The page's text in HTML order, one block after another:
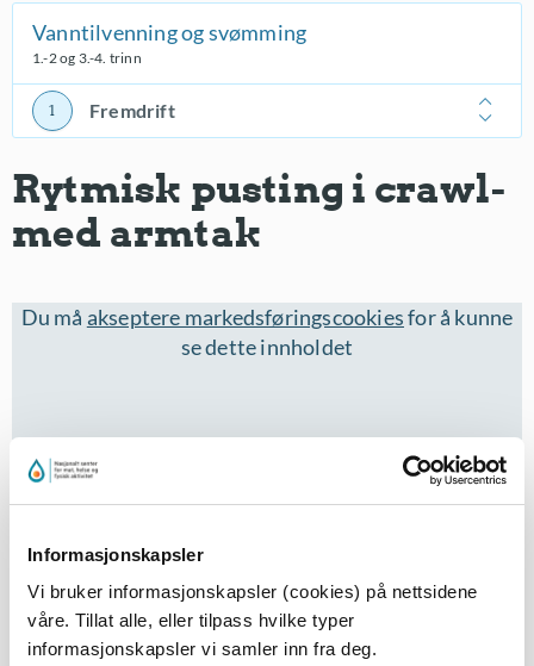
Informasjonskapsler
Vi bruker informasjonskapsler (cookies) på nettsidene
våre. Tillat alle, eller tilpass hvilke typer
informasjonskapsler vi samler inn fra deg.
Vanntilvenning og svømming
1.-2 og 3.-4. trinn
Fremdrift
Rytmisk pusting i crawl-
med armtak
Du må akseptere markedsføringscookiesfor å kunne
se dette innholdet
Eleven står i brystdypt vann - bøyer overkroppen frem